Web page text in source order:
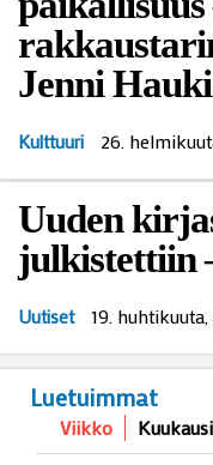
Jenni
Kulttuuri 26.
Uuden
julkistettiin
Uutiset 19. huhtikuuta,
Luetuimmat
Viikko Kuukausi